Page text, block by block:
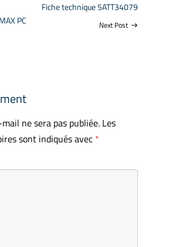
PC
Fiche technique 5ATT34079
Next Post east
ne sera pas publiée. Les
sont indiqués avec *